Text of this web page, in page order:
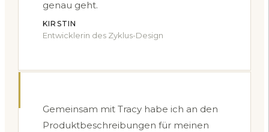
genau geht.
KIRSTIN
Entwicklerin des Zyklus-Design
Gemeinsam mit Tracy habe ich an den
Produktbeschreibungen für meinen